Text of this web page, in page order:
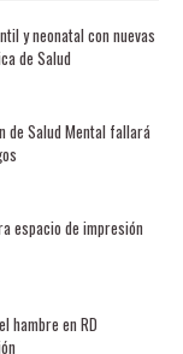
y neonatal con nuevas
de Salud
de Salud Mental fallará
espacio de impresión
hambre en RD